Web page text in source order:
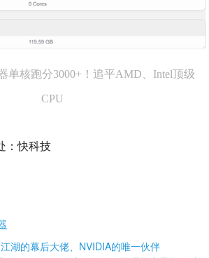
单核跑分3000+！追平AMD、Intel顶级
CPU
：快科技
湖的幕后大佬、NVIDIA的唯一伙伴